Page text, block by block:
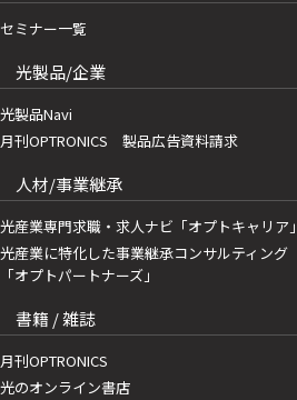
セミナー一覧
光製品/企業
光製品Navi
月刊OPTRONICS 製品広告資料請求
人材/事業継承
光産業専門求職・求人ナビ「オプトキャリア」
光産業に特化した事業継承コンサルティング
「オプトパートナーズ」
書籍 / 雑誌
月刊OPTRONICS
光のオンライン書店